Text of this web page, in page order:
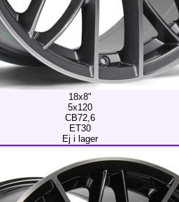
18x8"
5x120
CB72,6
ET30
Ej i lager